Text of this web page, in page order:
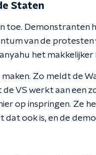
Staten
toe. Demonstranten
van de protesten
het makkelijker
Zo meldt de
VS werkt aan een
op inspringen. Ze
dat ook is, en de